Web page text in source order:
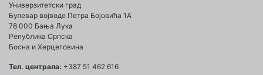
Универзитетски град
Булевар војводе Петра Бојовића 1A
78 000 Бања Лука
Република Српска
Босна и Херцеговина
Тел. централа: +387 51 462 616